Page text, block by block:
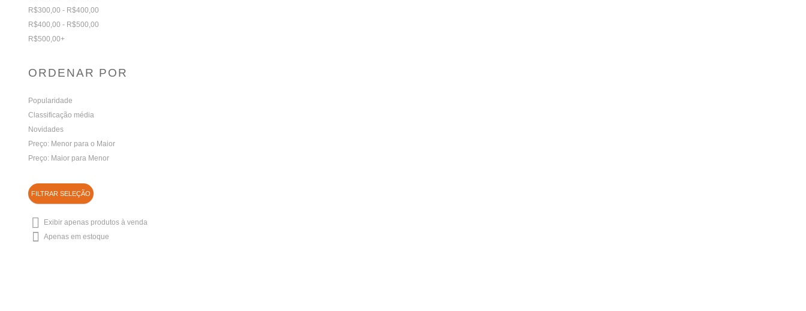
R$300,00 - R$400,00
R$400,00 - R$500,00
R$500,00+
ORDENAR POR
Popularidade
Classificação média
Novidades
Preço: Menor para o Maior
Preço: Maior para Menor
FILTRAR SELEÇÃO
Exibir apenas produtos à venda
Apenas em estoque